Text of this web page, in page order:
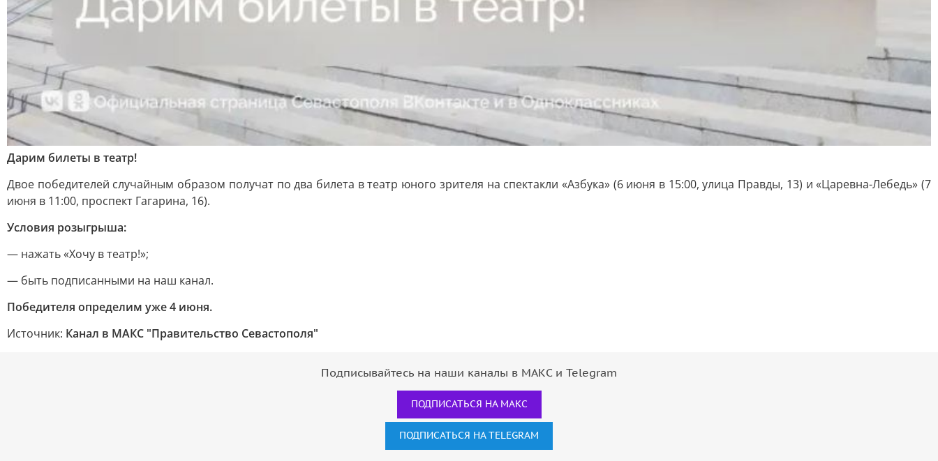
Дарим билеты в театр!
Двое победителей случайным образом получат по два билета в театр юного зрителя на спектакли «Азбука» (6 июня в 15:00, улица Правды, 13) и «Царевна-Лебедь» (7
июня в 11:00, проспект Гагарина, 16).
Условия розыгрыша:
— нажать «Хочу в театр!»;
— быть подписанными на наш канал.
Победителя определим уже 4 июня.
Источник: Канал в МАКС "Правительство Севастополя"
Подписывайтесь на наши каналы в МАКС и Telegram
ПОДПИСАТЬСЯ НА МАКС
ПОДПИСАТЬСЯ НА TELEGRAM